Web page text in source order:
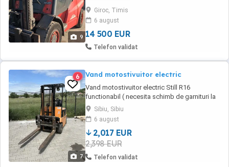
9
cc 2000,catalizator, catarg simplex std,
inaltime constructie 3800mm inaltime max de
ridicare 5000mm,tip de combustibil: D ...
Giroc, Timis
6 august
14 500 EUR
Telefon validat
7
6 Vand motostivuitor electric
Vand motostivuitor electric Still R16
functionabil ( necesita schimb de garnituri la
catarg ,urme ulei ) ridicare 1600 kg . La
stivuitor sunt si doua roti de rezerva noi .Pret
negociabil 10600 ron
Sibiu, Sibiu
6 august
2,017 EUR
2,398 EUR
Telefon validat